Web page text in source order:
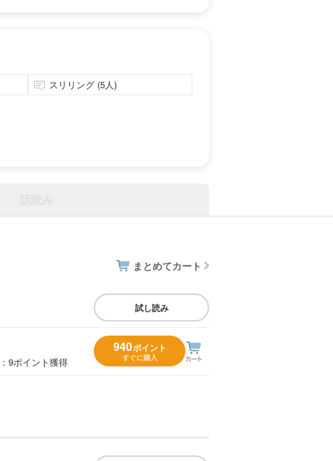
スリリング (5人)
まとめてカート
試し読み
：9ポイント獲得
940ポイント
すぐに購入